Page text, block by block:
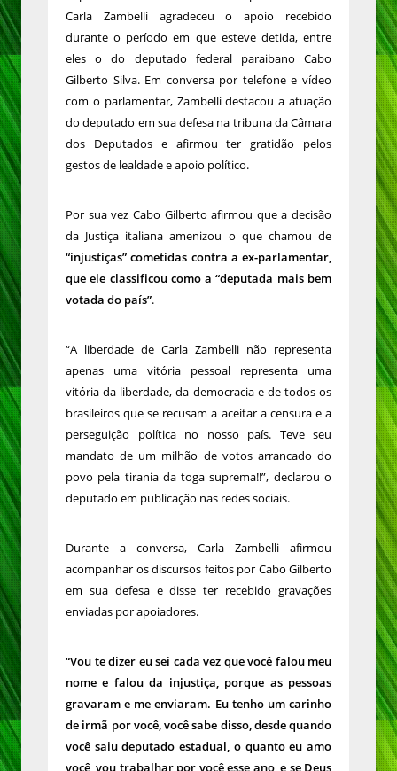
Carla Zambelli agradeceu o apoio recebido
durante o período em que esteve detida, entre
eles o do deputado federal paraibano Cabo
Gilberto Silva. Em conversa por telefone e vídeo
com o parlamentar, Zambelli destacou a atuação
do deputado em sua defesa na tribuna da Câmara
dos Deputados e afirmou ter gratidão pelos
gestos de lealdade e apoio político.
Por sua vez Cabo Gilberto afirmou que a decisão
da Justiça italiana amenizou o que chamou de
“injustiças” cometidas contra a ex-parlamentar,
que ele classificou como a “deputada mais bem
votada do país”.
“A liberdade de Carla Zambelli não representa
apenas uma vitória pessoal representa uma
vitória da liberdade, da democracia e de todos os
brasileiros que se recusam a aceitar a censura e a
perseguição política no nosso país. Teve seu
mandato de um milhão de votos arrancado do
povo pela tirania da toga suprema!!”, declarou o
deputado em publicação nas redes sociais.
Durante a conversa, Carla Zambelli afirmou
acompanhar os discursos feitos por Cabo Gilberto
em sua defesa e disse ter recebido gravações
enviadas por apoiadores.
“Vou te dizer eu sei cada vez que você falou meu
nome e falou da injustiça, porque as pessoas
gravaram e me enviaram. Eu tenho um carinho
de irmã por você, você sabe disso, desde quando
você saiu deputado estadual, o quanto eu amo
você, vou trabalhar por você esse ano, e se Deus